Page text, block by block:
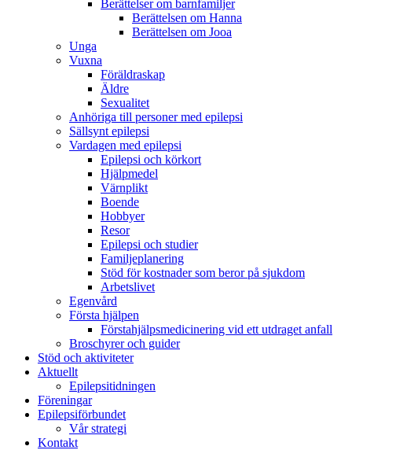
Berättelser om barnfamiljer
Berättelsen om Hanna
Berättelsen om Jooa
Unga
Vuxna
Föräldraskap
Äldre
Sexualitet
Anhöriga till personer med epilepsi
Sällsynt epilepsi
Vardagen med epilepsi
Epilepsi och körkort
Hjälpmedel
Värnplikt
Boende
Hobbyer
Resor
Epilepsi och studier
Familjeplanering
Stöd för kostnader som beror på sjukdom
Arbetslivet
Egenvård
Första hjälpen
Förstahjälpsmedicinering vid ett utdraget anfall
Broschyrer och guider
Stöd och aktiviteter
Aktuellt
Epilepsitidningen
Föreningar
Epilepsiförbundet
Vår strategi
Kontakt